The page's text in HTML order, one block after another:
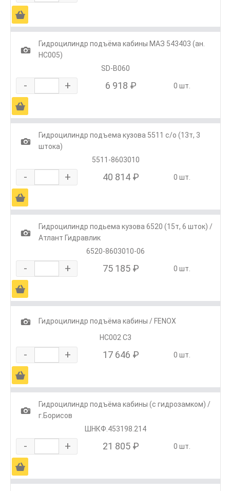
Ä
1
Гидроцилиндр подъёма кабины МАЗ 543403 (ан.
HC005)
SD-B060
- + 6 918 ₽ 0 шт.
Ä
1
Гидроцилиндр подъема кузова 5511 с/о (13т, 3
штока)
5511-8603010
- + 40 814 ₽ 0 шт.
Ä
1
Гидроцилиндр подьема кузова 6520 (15т, 6 шток) /
Атлант Гидравлик
6520-8603010-06
- + 75 185 ₽ 0 шт.
Ä
1
Гидроцилиндр подъёма кабины / FENOX
HC002 C3
- + 17 646 ₽ 0 шт.
Ä
1
Гидроцилиндр подъёма кабины (с гидрозамком) /
г.Борисов
ШНКФ.453198.214
- + 21 805 ₽ 0 шт.
Ä